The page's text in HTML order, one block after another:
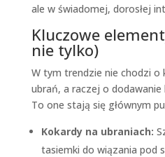
ale w świadomej, dorosłej
Kluczowe
nie tylko)
W tym trendzie nie chodzi o
ubrań, a raczej o
To one stają się głównym
Kokardy na ubraniach:
tasiemki do wiązania pod